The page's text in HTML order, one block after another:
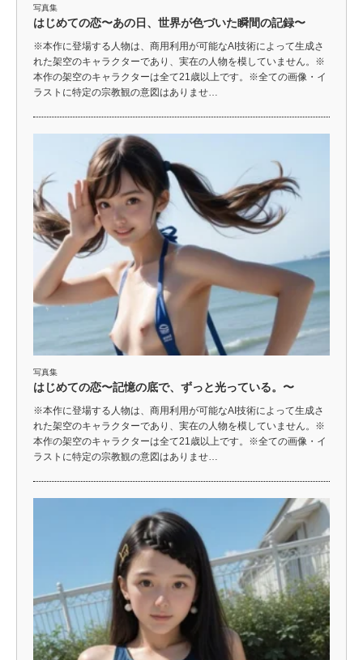
写真集
はじめての恋〜あの日、世界が色づいた瞬間の記録〜
※本作に登場する人物は、商用利用が可能なAI技術によって生成さ
れた架空のキャラクターであり、実在の人物を模していません。※
本作の架空のキャラクターは全て21歳以上です。※全ての画像・イ
ラストに特定の宗教観の意図はありませ…
写真集
はじめての恋〜記憶の底で、ずっと光っている。〜
※本作に登場する人物は、商用利用が可能なAI技術によって生成さ
れた架空のキャラクターであり、実在の人物を模していません。※
本作の架空のキャラクターは全て21歳以上です。※全ての画像・イ
ラストに特定の宗教観の意図はありませ…